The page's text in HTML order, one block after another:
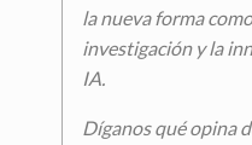
la nueva forma
investigación y la
IA.
Díganos qué opina